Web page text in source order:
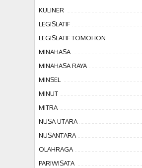
KULINER
LEGISLATIF
LEGISLATIF TOMOHON
MINAHASA
MINAHASA RAYA
MINSEL
MINUT
MITRA
NUSA UTARA
NUSANTARA
OLAHRAGA
PARIWISATA